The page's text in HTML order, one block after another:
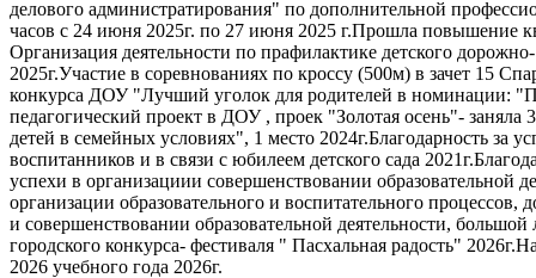
делового администратирования" по дополнительной
часов с 24 июня 2025г. по 27 июня 2025 г.Прошла повышение
Организация деятельности по прафилактике детского
2025г.Участие в соревнованиях по кроссу (500м) в зачет 15
конкурса ДОУ "Лучший уголок для родителей в номинации:
педагогический проект в ДОУ , проек "Золотая осень"-
детей в семейных условиях", 1 место 2024г.Благодарность за
воспитанников и в связи с юбилеем детского сада
успехи в организациии совершенствовании образовательной
организации образовательного и воспитательного
и совершенствовании образовательной деятельности,
городского конкурса- фестиваля " Пасхальная радость"
2026 учебного года 2026г.